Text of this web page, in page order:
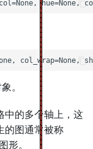
。
中的多个轴上，这
的图通常被称
形。